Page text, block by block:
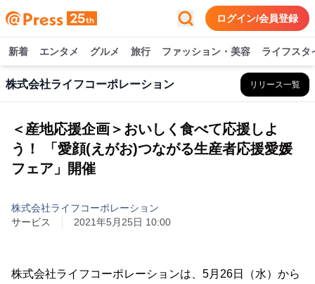
ログイン/会員登録
新着 エンタメ グルメ 旅行 ファッション・美容 ライフスタ
株式会社ライフコーポレーション リリース一覧
＜産地応援企画＞おいしく食べて応援しよ
う！ 「愛顔(えがお)つながる生産者応援愛媛
フェア」開催
株式会社ライフコーポレーション
サービス
2021年5月25日 10:00
株式会社ライフコーポレーションは、5月26日（水）から